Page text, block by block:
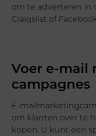
om te adverteren in
Craigslist of
Voer e-mail
campagnes
E-
om klanten over te
kopen. U kunt een